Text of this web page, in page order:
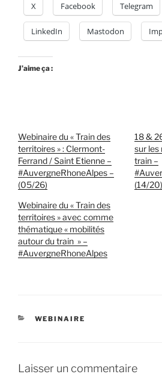
X Facebook Telegram
LinkedIn Mastodon
J’aime ça :
Webinaire du « Train des
territoires » : Clermont-
Ferrand / Saint Etienne –
#AuvergneRhoneAlpes –
(05/26)
18 &
sur les
train –
(14/20)
Webinaire du « Train des
territoires » avec comme
thématique « mobilités
autour du train » –
#AuvergneRhoneAlpes
CATÉGORIES
WEBINAIRE
Laisser un commentaire